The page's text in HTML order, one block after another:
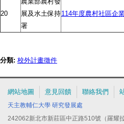
20
展及水土保持
署
114年度農村社區企
分類: 校外計畫徵件
網站地圖 意見回饋 聯絡我們
天主教輔仁大學 研究發展處
242062新北市新莊區中正路510號（羅耀